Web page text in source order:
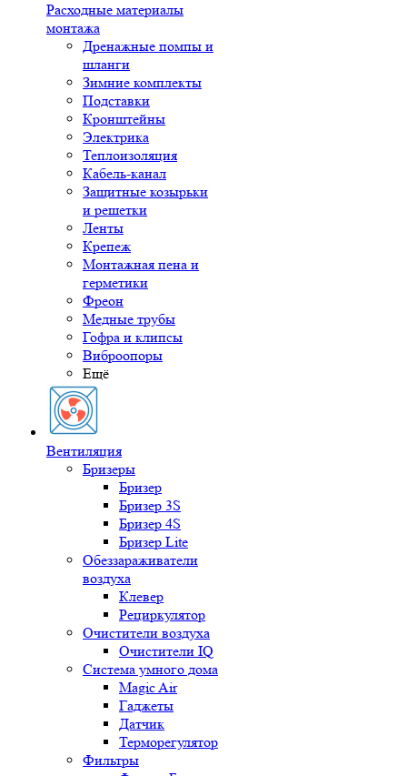
Расходные материалы
монтажа
Дренажные помпы и
шланги
Зимние комплекты
Подставки
Кронштейны
Электрика
Теплоизоляция
Кабель-канал
Защитные козырьки
и решетки
Ленты
Крепеж
Монтажная пена и
герметики
Фреон
Медные трубы
Гофра и клипсы
Виброопоры
Ещё
Вентиляция
Бризеры
Бризер
Бризер 3S
Бризер 4S
Бризер Lite
Обеззараживатели
воздуха
Клевер
Рециркулятор
Очистители воздуха
Очистители IQ
Система умного дома
Magic Air
Гаджеты
Датчик
Терморегулятор
Фильтры